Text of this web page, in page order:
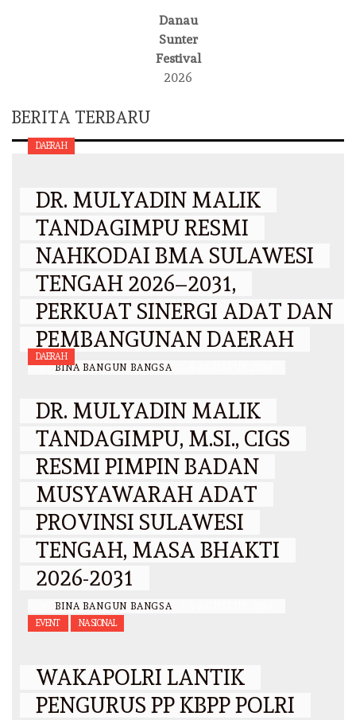
Danau
Sunter
Festival
2026
BERITA TERBARU
DAERAH
DR. MULYADIN MALIK
TANDAGIMPU RESMI
NAHKODAI BMA SULAWESI
TENGAH 2026–2031,
PERKUAT SINERGI ADAT DAN
PEMBANGUNAN DAERAH
BY BINA BANGUN BANGSA
DAERAH
DR. MULYADIN MALIK
TANDAGIMPU, M.SI., CIGS
RESMI PIMPIN BADAN
MUSYAWARAH ADAT
PROVINSI SULAWESI
TENGAH, MASA BHAKTI
2026-2031
BINA BANGUN BANGSA
EVENT NASIONAL
WAKAPOLRI LANTIK
PENGURUS PP KBPP POLRI